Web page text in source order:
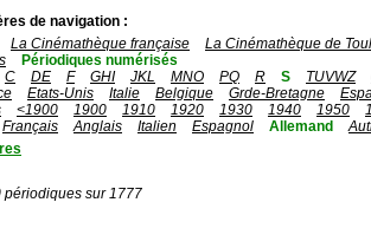
de navigation :
La Cinémathèque française La Cinémathèque de
Périodiques numérisés
C DE F GHI JKL MNO PQ R S TUVWZ
Etats-Unis Italie Belgique Grde-Bretagne
<1900 1900 1910 1920 1930 1940 1950
Français Anglais Italien Espagnol Allemand
périodiques sur 1777